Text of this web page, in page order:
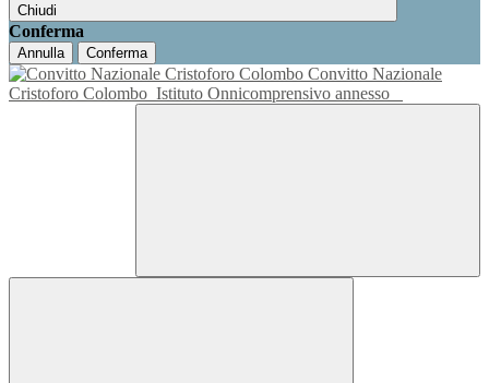
Chiudi
Conferma
Annulla Conferma
Convitto Nazionale
Cristoforo Colombo Istituto Onnicomprensivo annesso